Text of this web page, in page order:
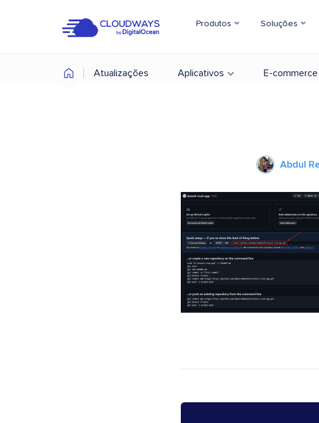
Produtos Soluções
Atualizações Aplicativos E-commerce
Abdul